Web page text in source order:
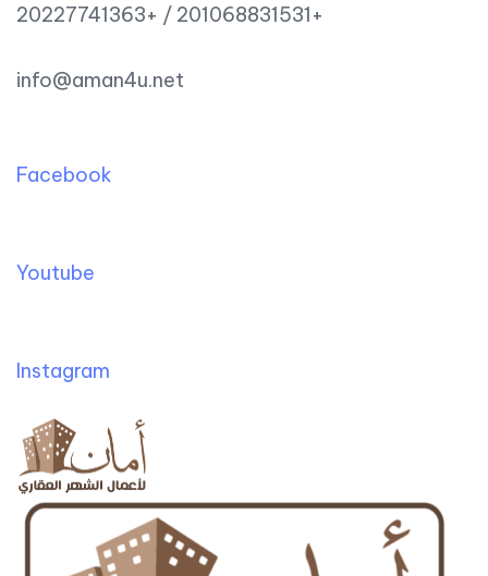
20227741363+ / 201068831531+
info@aman4u.net
Facebook
Youtube
Instagram